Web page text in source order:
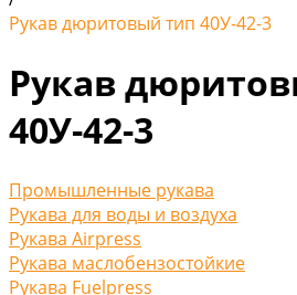
Рукав дюритовый тип 40У-42-3
Рукав
40У-42-3
Промышленные рукава
Рукава для воды и воздуха
Рукава Airpress
Рукава маслобензостойкие
Рукава Fuelpress